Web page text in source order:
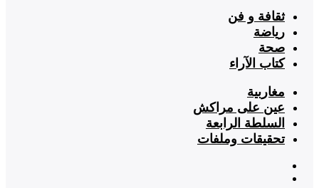
ثقافة و فن
رياضة
صحة
كتاب الآراء
مغاربية
عين على مراكش
السلطة الرابعة
تحقيقات وملفات